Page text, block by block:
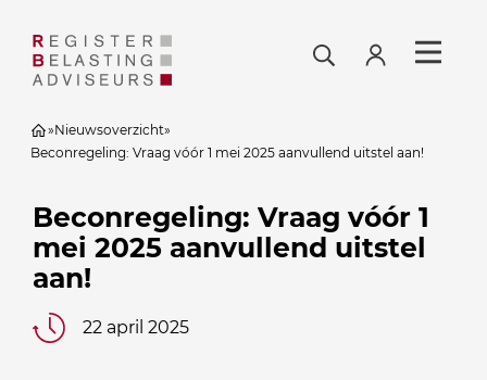
»Nieuwsoverzicht»
Beconregeling: Vraag vóór 1 mei 2025 aanvullend uitstel aan!
Beconregeling: Vraag vóór 1
mei 2025 aanvullend uitstel
aan!
22 april 2025